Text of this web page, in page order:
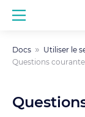
Docs
Utiliser le
Questions